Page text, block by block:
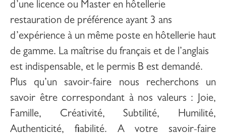
d’une licence ou Master en hôtellerie
restauration de préférence ayant 3 ans
d’expérience à un même poste en hôtellerie haut
de gamme. La maîtrise du français et de l’anglais
est indispensable, et le permis B est demandé.
Plus qu’un savoir-faire nous recherchons un
savoir être correspondant à nos valeurs : Joie,
Famille, Créativité, Subtilité, Humilité,
Authenticité, fiabilité. A votre savoir-faire